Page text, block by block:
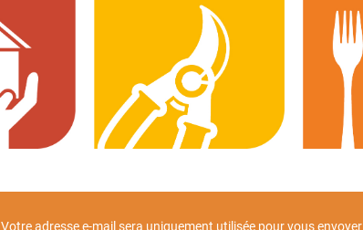
Votre adresse e-mail sera uniquement utilisée pour vous envoyer